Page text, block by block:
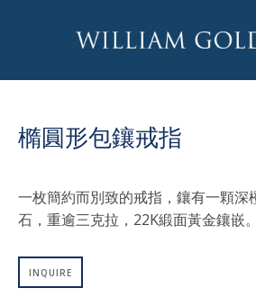
高級珠寶
男戒
吊墜
耳飾
手鐲
钟表
ASHOKA 珠宝
戒指
MEN'S RINGS
項鍊
吊墜
耳飾
歷史
ASHOKA ®
橢圓形包鑲戒指
一枚簡約而別致的戒指，鑲有一顆深
石，重逾三克拉，22K緞面黃金鑲嵌。
INQUIRE